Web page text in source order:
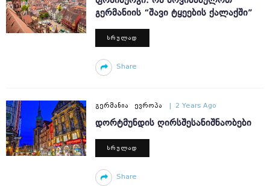
ᲒᲔᲠᲛᲐᲜᲘᲘᲡ “ᲨᲐᲕᲘ ᲢᲧᲔᲔᲑᲘᲡ ᲥᲐᲚᲐᲥᲨᲘ”
ᲡᲠᲣᲚᲐᲓ
Share
ᲒᲔᲠᲛᲐᲜᲘᲐ ᲔᲕᲠᲝᲞᲐ 2 Years Ago
ᲓᲝᲠᲢᲛᲣᲜᲓᲘᲡ ᲦᲘᲠᲡᲨᲔᲡᲐᲜᲘᲨᲜᲐᲝᲑᲔᲑᲘ
ᲡᲠᲣᲚᲐᲓ
Share